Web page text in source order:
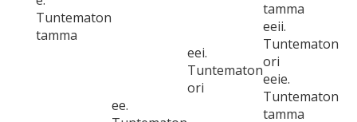
Tuntematon
tamma
tamma
ee.
eei.
Tuntematon
ori
eeii.
Tuntematon
ori
eeie.
Tuntematon
tamma